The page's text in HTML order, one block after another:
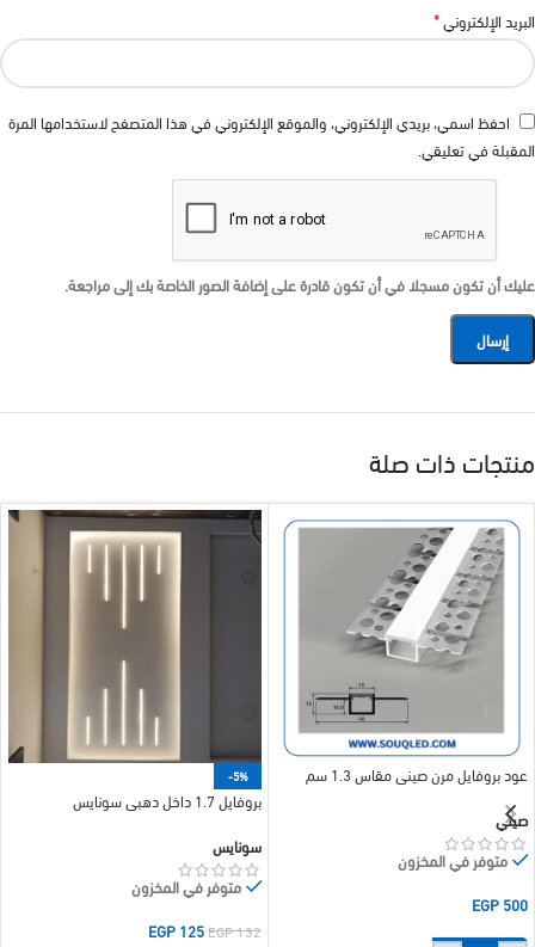
البريد الإلكتروني*
احفظ اسمي، بريدي الإلكتروني، والموقع الإلكتروني في هذا المتصفح لاستخدامها المرة
المقبلة في تعليقي.
عليك أن تكون مسجلا في أن تكون قادرة على إضافة الصور الخاصة بك إلى مراجعة.
منتجات ذات صلة
عود بروفايل مرن صيني مقاس 1.3 سم
صيني
متوفر في المخزون
EGP500
-5%
بروفايل 1.7 داخل دهبي سونايس
سونايس
متوفر في المخزون
EGP132
EGP125